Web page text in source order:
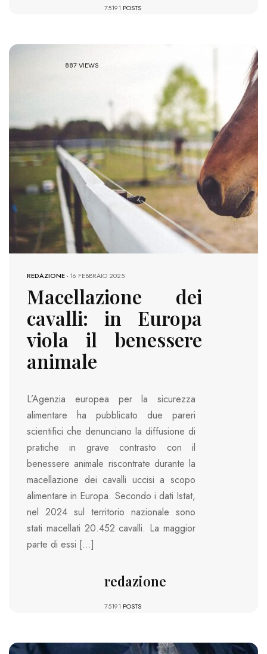
75191 POSTS
887 VIEWS
REDAZIONE-16 FEBBRAIO 2025
Macellazione dei
cavalli: in Europa
viola il benessere
animale
L’Agenzia europea per la sicurezza
alimentare ha pubblicato due pareri
scientifici che denunciano la diffusione di
pratiche in grave contrasto con il
benessere animale riscontrate durante la
macellazione dei cavalli uccisi a scopo
alimentare in Europa. Secondo i dati Istat,
nel 2024 sul territorio nazionale sono
stati macellati 20.452 cavalli. La maggior
parte di essi […]
redazione
75191 POSTS